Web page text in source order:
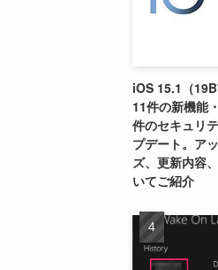
iOS 15.1（
11件の新機能
件のセキュリ
プデート。ア
ズ、更新内容
いてご紹介